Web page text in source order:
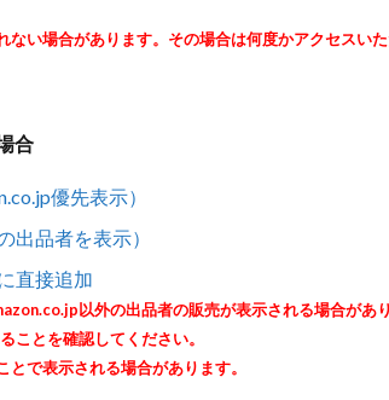
ない場合があります。その場合は何度かアクセスい
合
優先表示）
出品者を表示）
直接追加
以外の出品者の販売が表示される場合があ
ことを確認してください。
で表示される場合があります。